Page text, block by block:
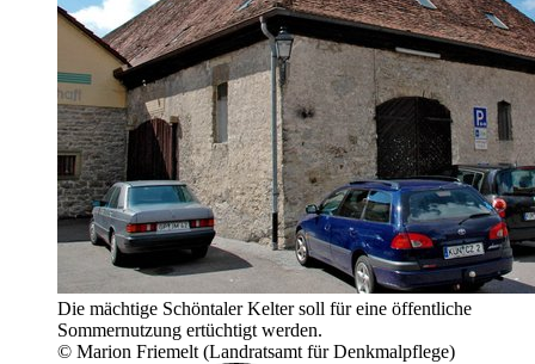
Die mächtige Schöntaler Kelter soll für eine öffentliche
Sommernutzung ertüchtigt werden.
© Marion Friemelt (Landratsamt für Denkmalpflege)